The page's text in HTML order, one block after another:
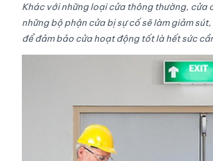
Khác với những loại cửa thông thường,
những bộ phận cửa bị sự cố sẽ làm giảm
để đảm bảo cửa hoạt động tốt là hết sức